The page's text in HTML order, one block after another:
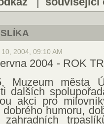
2004, 09:10 AM
2004 - ROK
Muzeum města
dalších
akci pro
dobrého humoru,
zahradních